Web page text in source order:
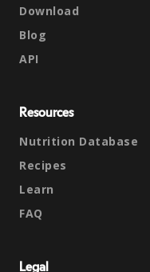
Download
Blog
API
Resources
Nutrition Database
Recipes
Learn
FAQ
Legal